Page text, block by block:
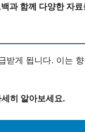
과 함께 다양한 자
받게 됩니다. 이는
히 알아보세요.